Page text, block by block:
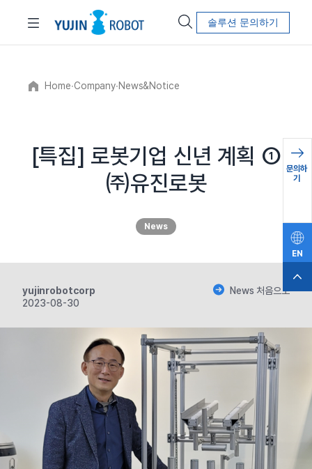
솔루션 문의하기
Home∙Company∙News&Notice
[특집] 로봇기업 신년 계획 ①
㈜유진로봇
News
yujinrobotcorp
2023-08-30
News 처음으로
문의하
기
EN